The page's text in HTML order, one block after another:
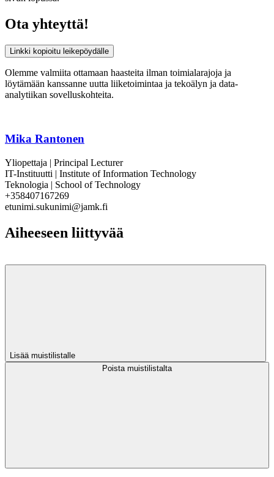
Ota yhteyttä!
Linkki kopioitu leikepöydälle
Olemme valmiita ottamaan haasteita ilman toimialarajoja ja
löytämään kanssanne uutta liiketoimintaa ja tekoälyn ja data-
analytiikan sovelluskohteita.
Mika Rantonen
Yliopettaja | Principal Lecturer
IT-Instituutti | Institute of Information Technology
Teknologia | School of Technology
+358407167269
etunimi.sukunimi@jamk.fi
Aiheeseen liittyvää
Lisää muistilistalle
Poista muistilistalta